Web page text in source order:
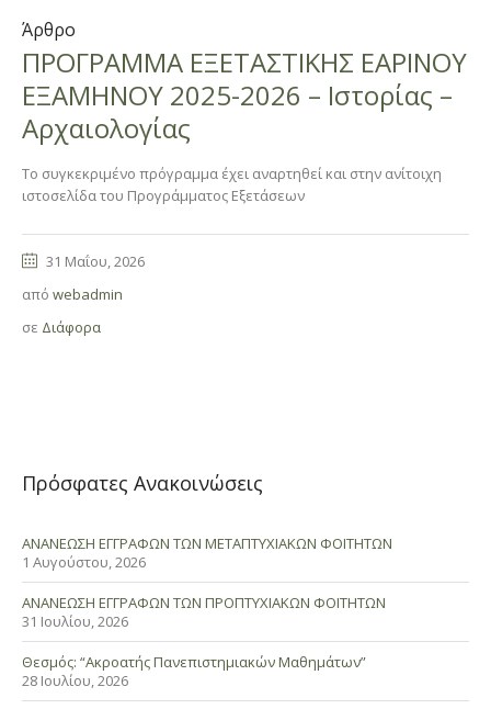
Άρθρο
ΠΡΟΓΡΑΜΜΑ ΕΞΕΤΑΣΤΙΚΗΣ ΕΑΡΙΝΟΥ
ΕΞΑΜΗΝΟΥ 2025-2026 – Ιστορίας –
Αρχαιολογίας
Το συγκεκριμένο πρόγραμμα έχει αναρτηθεί και στην ανίτοιχη
ιστοσελίδα του Προγράμματος Εξετάσεων
31 Μαΐου, 2026
από webadmin
σε Διάφορα
Πρόσφατες Ανακοινώσεις
ΑΝΑΝΕΩΣΗ ΕΓΓΡΑΦΩΝ ΤΩΝ ΜΕΤΑΠΤΥΧΙΑΚΩΝ ΦΟΙΤΗΤΩΝ
1 Αυγούστου, 2026
ΑΝΑΝΕΩΣΗ ΕΓΓΡΑΦΩΝ ΤΩΝ ΠΡΟΠΤΥΧΙΑΚΩΝ ΦΟΙΤΗΤΩΝ
31 Ιουλίου, 2026
Θεσμός: “Ακροατής Πανεπιστημιακών Μαθημάτων”
28 Ιουλίου, 2026